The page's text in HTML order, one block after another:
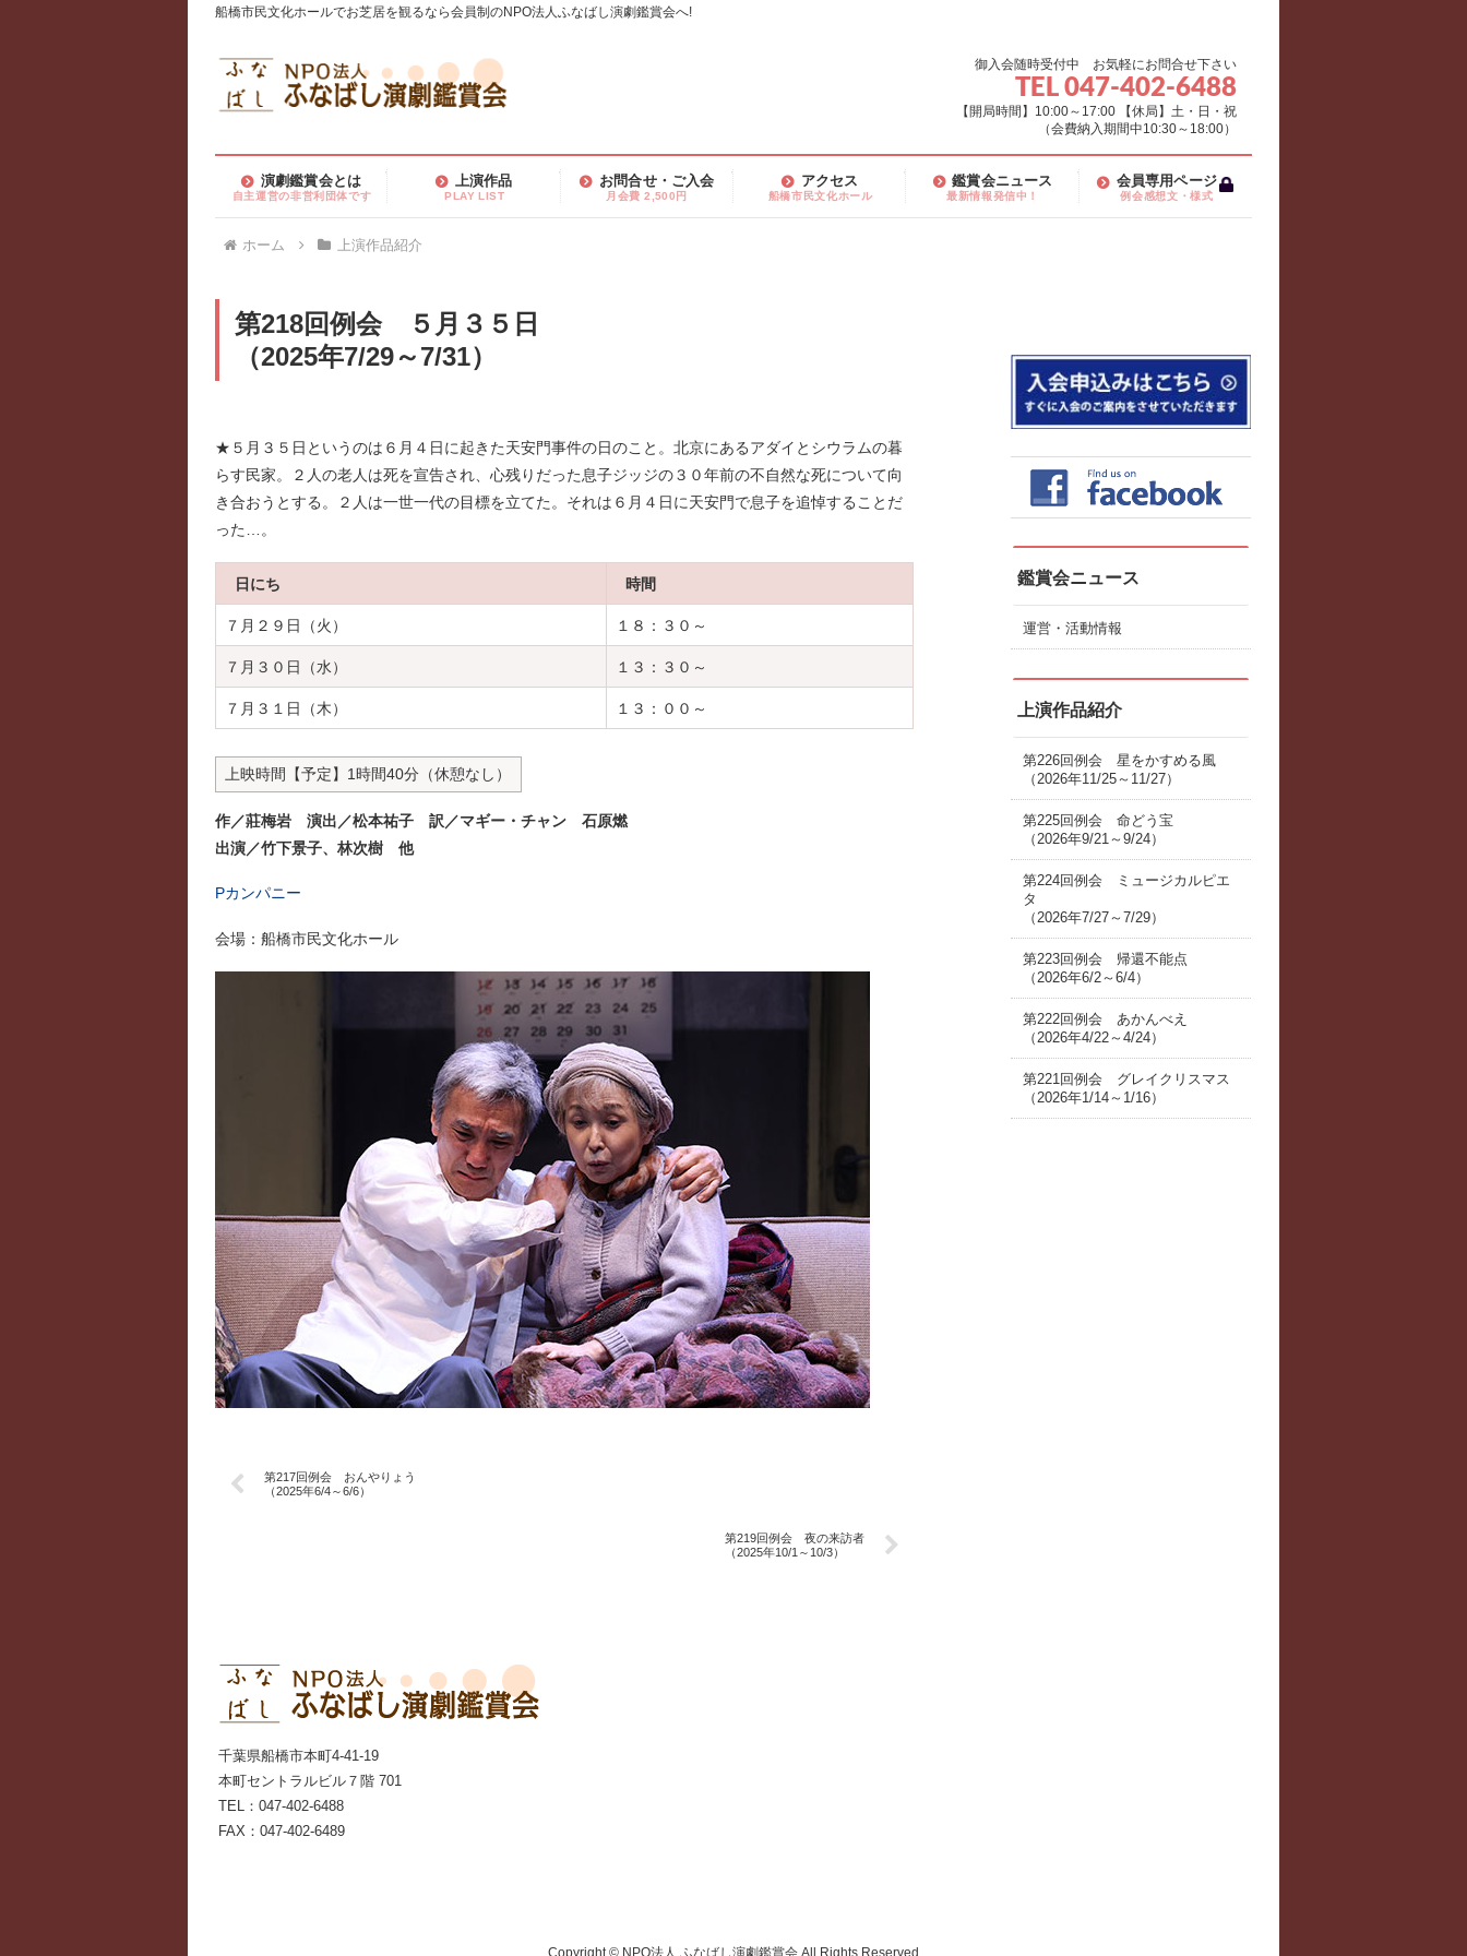
船橋市民文化ホールでお芝居を観るなら会員制のNPO法人ふなばし演劇鑑賞会へ!
御入会随時受付中 お気軽にお問合せ下さい
TEL 047-402-6488
【開局時間】10:00～17:00 【休局】土・日・祝
（会費納入期間中10:30～18:00）
演劇鑑賞会とは
自主運営の非営利団体です
上演作品
PLAY LIST
お問合せ・ご入会
月会費 2,500円
アクセス
船橋市民文化ホール
鑑賞会ニュース
最新情報発信中！
会員専用ページ
例会感想文・様式
ホーム 上演作品紹介
第218回例会 ５月３５日
（2025年7/29～7/31）
★５月３５日というのは６月４日に起きた天安門事件の日のこと。北京にあるアダイとシウラムの暮
らす民家。２人の老人は死を宣告され、心残りだった息子ジッジの３０年前の不自然な死について向
き合おうとする。２人は一世一代の目標を立てた。それは６月４日に天安門で息子を追悼することだ
った…。
日にち 時間
７月２９日（火） １８：３０～
７月３０日（水） １３：３０～
７月３１日（木） １３：００～
上映時間【予定】1時間40分（休憩なし）
作／莊梅岩 演出／松本祐子 訳／マギー・チャン 石原燃
出演／竹下景子、林次樹 他
Pカンパニー
会場：船橋市民文化ホール
第217回例会 おんやりょう
（2025年6/4～6/6）
第219回例会 夜の来訪者
（2025年10/1～10/3）
鑑賞会ニュース
運営・活動情報
上演作品紹介
第226回例会 星をかすめる風
（2026年11/25～11/27）
第225回例会 命どう宝
（2026年9/21～9/24）
第224回例会 ミュージカルピエ
タ
（2026年7/27～7/29）
第223回例会 帰還不能点
（2026年6/2～6/4）
第222回例会 あかんべえ
（2026年4/22～4/24）
第221回例会 グレイクリスマス
（2026年1/14～1/16）
千葉県船橋市本町4-41-19
本町セントラルビル７階 701
TEL：047-402-6488
FAX：047-402-6489
Copyright © NPO法人 ふなばし演劇鑑賞会 All Rights Reserved